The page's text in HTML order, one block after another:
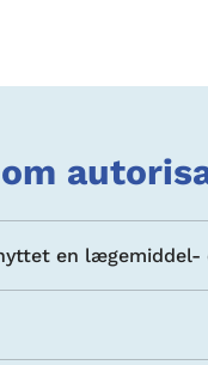
en lægemiddel-